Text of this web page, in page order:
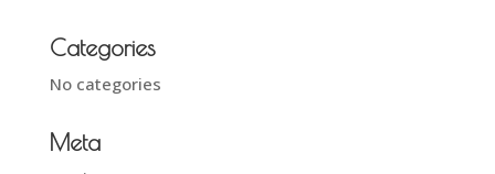
Categories
No categories
Meta